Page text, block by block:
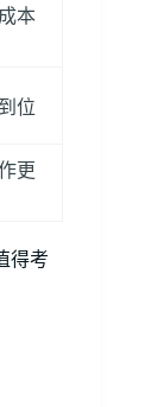
本
位
更
得考